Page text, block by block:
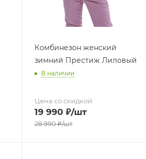
Комбинезон женский
зимний Престиж Лиловый
В наличии
Цена со скидкой
19 990 ₽/шт
28 990₽/шт